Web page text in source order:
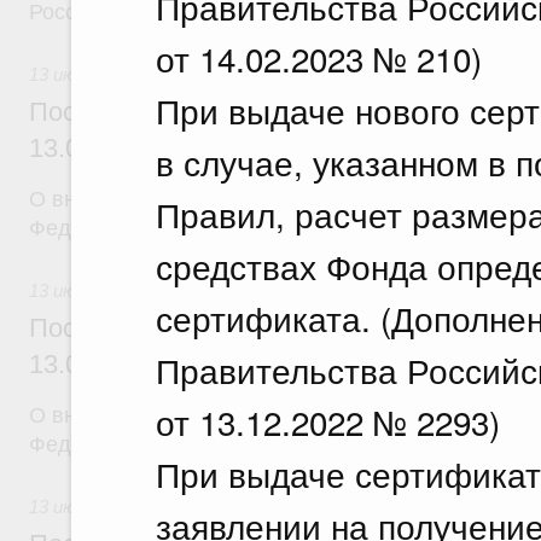
от 14.02.2023 № 210)
При выдаче нового
в случае, указанном в
Правил, расчет
средствах Фонда
сертификата.
Правительства
от 13.12.2022 № 2293)
При выдаче
заявлении на
Российской Федерации
Постановление Правительства
13.07.2026 г. № 877
О внесении изменений в постановление
Федерации от 25 июня 2021 г. № 996
Постановление Правительства
13.07.2026 г. № 878
О внесении изменений в постановление